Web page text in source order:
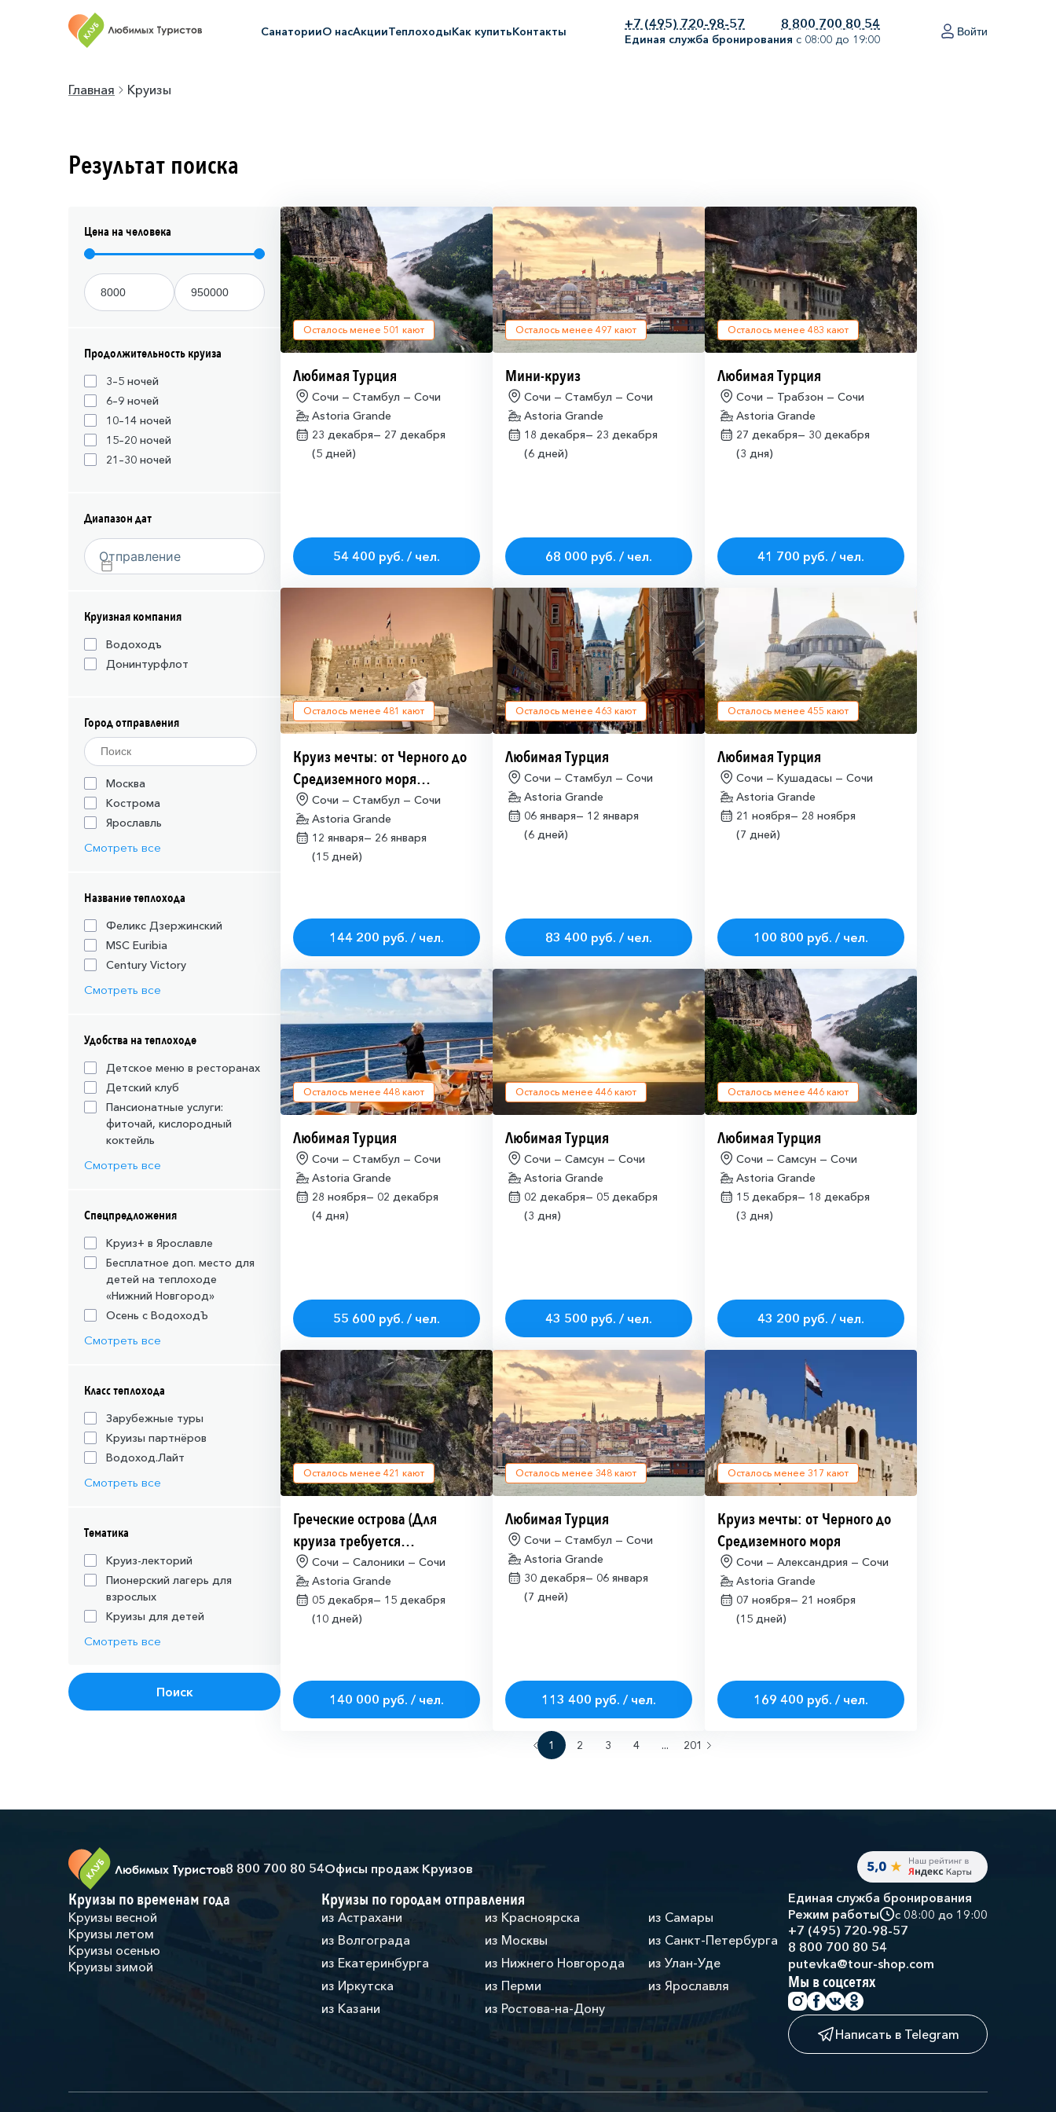
СанаторииО насАкцииТеплоходыКак купитьКонтакты
+7 (495) 720-98-57 8 800 700 80 54
Единая служба бронирования с 08:00 до 19:00
Войти
Главная Круизы
Результат поиска
Цена на человека
Продолжительность круиза
3–5 ночей
6–9 ночей
10–14 ночей
15–20 ночей
21–30 ночей
Диапазон дат
Круизная компания
Водоходъ
Донинтурфлот
Город отправления
Москва
Кострома
Ярославль
Смотреть все
Название теплохода
Феликс Дзержинский
MSC Euribia
Century Victory
Смотреть все
Удобства на теплоходе
Детское меню в ресторанах
Детский клуб
Пансионатные услуги:
фиточай, кислородный
коктейль
Смотреть все
Спецпредложения
Круиз+ в Ярославле
Бесплатное доп. место для
детей на теплоходе
«Нижний Новгород»
Осень с ВодоходЪ
Смотреть все
Класс теплохода
Зарубежные туры
Круизы партнёров
Водоход.Лайт
Смотреть все
Тематика
Круиз-лекторий
Пионерский лагерь для
взрослых
Круизы для детей
Смотреть все
Поиск
Осталось менее 501 кают
Любимая Турция
Сочи — Стамбул — Сочи
Astoria Grande
23 декабря— 27 декабря
(5 дней)
54 400 руб. / чел.
Осталось менее 497 кают
Мини-круиз
Сочи — Стамбул — Сочи
Astoria Grande
18 декабря— 23 декабря
(6 дней)
68 000 руб. / чел.
Осталось менее 483 кают
Любимая Турция
Сочи — Трабзон — Сочи
Astoria Grande
27 декабря— 30 декабря
(3 дня)
41 700 руб. / чел.
Осталось менее 481 кают
Круиз мечты: от Черного до
Средиземного моря
(необходимо оформлять
разрешение на посещение
Израиля (ETA-IL)
Сочи — Стамбул — Сочи
Astoria Grande
12 января— 26 января
(15 дней)
144 200 руб. / чел.
Осталось менее 463 кают
Любимая Турция
Сочи — Стамбул — Сочи
Astoria Grande
06 января— 12 января
(6 дней)
83 400 руб. / чел.
Осталось менее 455 кают
Любимая Турция
Сочи — Кушадасы — Сочи
Astoria Grande
21 ноября— 28 ноября
(7 дней)
100 800 руб. / чел.
Осталось менее 448 кают
Любимая Турция
Сочи — Стамбул — Сочи
Astoria Grande
28 ноября— 02 декабря
(4 дня)
55 600 руб. / чел.
Осталось менее 446 кают
Любимая Турция
Сочи — Самсун — Сочи
Astoria Grande
02 декабря— 05 декабря
(3 дня)
43 500 руб. / чел.
Осталось менее 446 кают
Любимая Турция
Сочи — Самсун — Сочи
Astoria Grande
15 декабря— 18 декабря
(3 дня)
43 200 руб. / чел.
Осталось менее 421 кают
Греческие острова (Для
круиза требуется
действующая многократная
шенгенская виза)
Сочи — Салоники — Сочи
Astoria Grande
05 декабря— 15 декабря
(10 дней)
140 000 руб. / чел.
Осталось менее 348 кают
Любимая Турция
Сочи — Стамбул — Сочи
Astoria Grande
30 декабря— 06 января
(7 дней)
113 400 руб. / чел.
Осталось менее 317 кают
Круиз мечты: от Черного до
Средиземного моря
Сочи — Александрия — Сочи
Astoria Grande
07 ноября— 21 ноября
(15 дней)
169 400 руб. / чел.
1 2 3 4 ... 201
8 800 700 80 54Офисы продаж Круизов
Круизы по временам года
Круизы весной
Круизы летом
Круизы осенью
Круизы зимой
Круизы по городам отправления
из Астрахани
из Волгограда
из Екатеринбурга
из Иркутска
из Казани
из Красноярска
из Москвы
из Нижнего Новгорода
из Перми
из Ростова-на-Дону
из Самары
из Санкт-Петербурга
из Улан-Уде
из Ярославля
Единая служба бронирования
Режим работы
с 08:00 до 19:00
+7 (495) 720-98-57
8 800 700 80 54
putevka@tour-shop.com
Мы в соцсетях
Написать в Telegram